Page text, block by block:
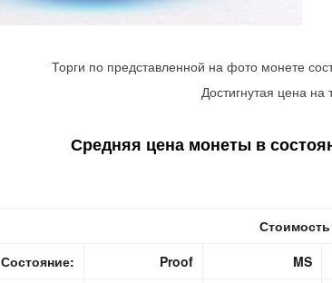
Торги по представленной на фото монете
Достигнутая цена на
Средняя цена монеты в
Состояние:
Proof MS